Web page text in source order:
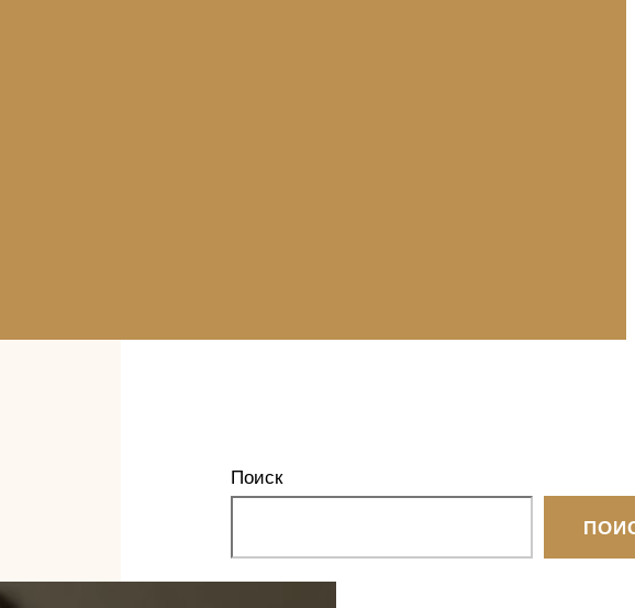
Поиск